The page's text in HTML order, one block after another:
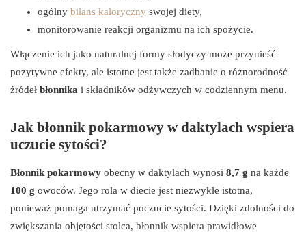
ogólny bilans kaloryczny swojej diety,
monitorowanie reakcji organizmu na ich spożycie.
Włączenie ich jako naturalnej formy słodyczy może przynieść
pozytywne efekty, ale istotne jest także zadbanie o różnorodność
źródeł błonnika i składników odżywczych w codziennym menu.
Jak błonnik pokarmowy w daktylach wspiera
uczucie sytości?
Błonnik pokarmowy obecny w daktylach wynosi 8,7 g na każde
100 g owoców. Jego rola w diecie jest niezwykle istotna,
ponieważ pomaga utrzymać poczucie sytości. Dzięki zdolności do
zwiększania objętości stolca, błonnik wspiera prawidłowe